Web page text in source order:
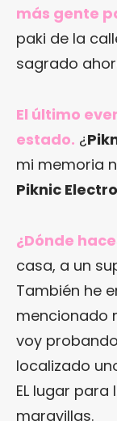
más gente
paki de la
sagrado
El último
estado. ¿
mi memoria
Piknic
¿Dónde
casa, a un
También he
mencionado
voy
localizado
EL lugar
maravillas.